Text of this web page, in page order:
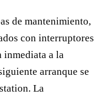
de mantenimiento,
con interruptores
inmediata a la
arranque se
La